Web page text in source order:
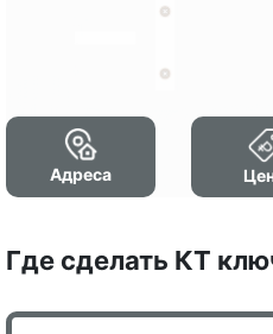
Адреса
Где сделать КТ